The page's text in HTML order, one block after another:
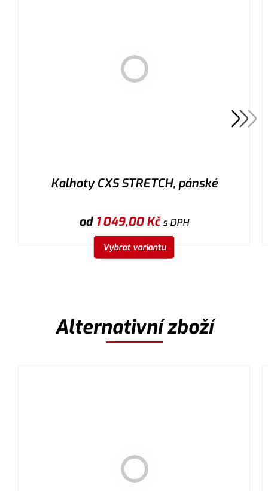
Kalhoty CXS STRETCH, pánské
od 1 049,00Kčs DPH
Vybrat variantu
Alternativní zboží